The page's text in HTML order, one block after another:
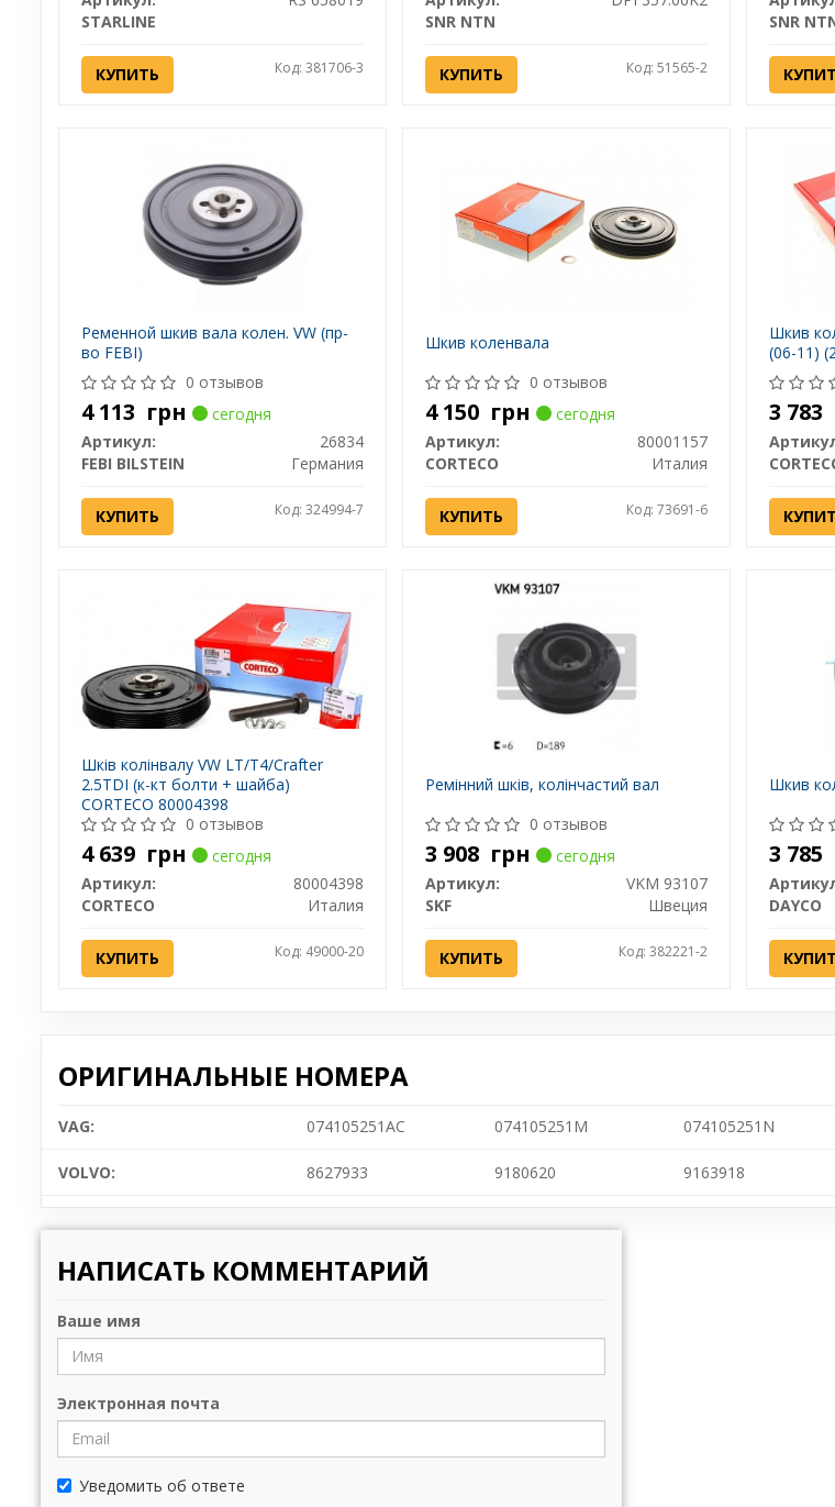
STARLINE
КУПИТЬ Код: 381706-3
SNR NTN
КУПИТЬ Код: 51565-2
SNR
Ременной шкив вала колен. VW (пр-
во FEBI)
0 отзывов
4 113 грн
сегодня
Артикул:
26834
FEBI BILSTEIN
Германия
КУПИТЬ Код: 324994-7
Шкив коленвала
0 отзывов
4 150 грн
сегодня
Артикул:
80001157
CORTECO
Италия
КУПИТЬ Код: 73691-6
Шкив
(06-11)
3 783
Шків колінвалу VW LT/T4/Crafter
2.5TDI (к-кт болти + шайба)
CORTECO 80004398
0 отзывов
4 639 грн
сегодня
Артикул:
80004398
CORTECO
Италия
КУПИТЬ Код: 49000-20
Ремінний шків, колінчастий вал
0 отзывов
3 908 грн
сегодня
Артикул:
VKM 93107
SKF
Швеция
КУПИТЬ Код: 382221-2
Шкив
3 785
DAYCO
ОРИГИНАЛЬНЫЕ НОМЕРА
VAG: 074105251AC 074105251M 074105251N
VOLVO: 8627933 9180620 9163918
НАПИСАТЬ КОММЕНТАРИЙ
Ваше имя
Электронная почта
Уведомить об ответе